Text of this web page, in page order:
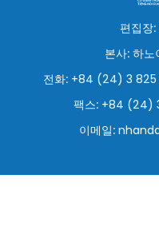
편집장:
본사: 하노
전화: +84 (24) 3
팩스: +84 (24)
이메일: